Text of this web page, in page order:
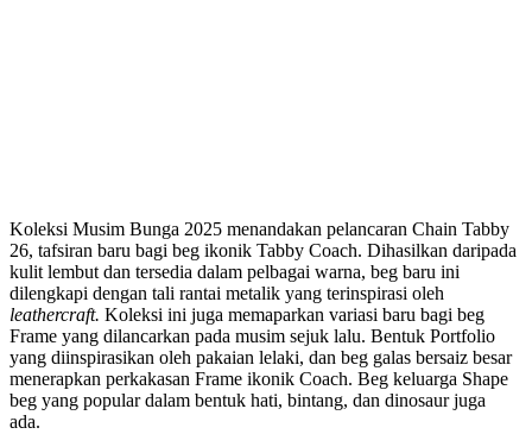
Koleksi Musim Bunga 2025 menandakan pelancaran Chain Tabby
26, tafsiran baru bagi beg ikonik Tabby Coach. Dihasilkan daripada
kulit lembut dan tersedia dalam pelbagai warna, beg baru ini
dilengkapi dengan tali rantai metalik yang terinspirasi oleh
leathercraft. Koleksi ini juga memaparkan variasi baru bagi beg
Frame yang dilancarkan pada musim sejuk lalu. Bentuk Portfolio
yang diinspirasikan oleh pakaian lelaki, dan beg galas bersaiz besar
menerapkan perkakasan Frame ikonik Coach. Beg keluarga Shape
beg yang popular dalam bentuk hati, bintang, dan dinosaur juga
ada.